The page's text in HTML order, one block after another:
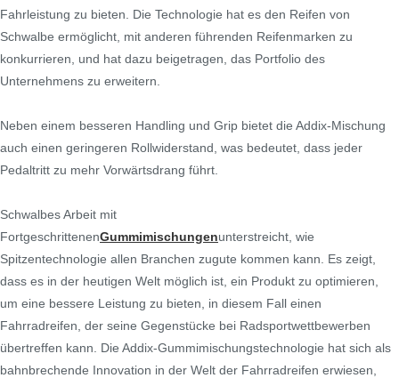
Fahrleistung zu bieten. Die Technologie hat es den Reifen von
Schwalbe ermöglicht, mit anderen führenden Reifenmarken zu
konkurrieren, und hat dazu beigetragen, das Portfolio des
Unternehmens zu erweitern.
Neben einem besseren Handling und Grip bietet die Addix-Mischung
auch einen geringeren Rollwiderstand, was bedeutet, dass jeder
Pedaltritt zu mehr Vorwärtsdrang führt.
Schwalbes Arbeit mit
FortgeschrittenenGummimischungenunterstreicht, wie
Spitzentechnologie allen Branchen zugute kommen kann. Es zeigt,
dass es in der heutigen Welt möglich ist, ein Produkt zu optimieren,
um eine bessere Leistung zu bieten, in diesem Fall einen
Fahrradreifen, der seine Gegenstücke bei Radsportwettbewerben
übertreffen kann. Die Addix-Gummimischungstechnologie hat sich als
bahnbrechende Innovation in der Welt der Fahrradreifen erwiesen,